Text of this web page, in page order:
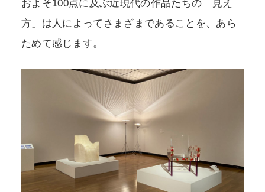
およそ100点に及ぶ近現代の作品たちの「見え
方」は人によってさまざまであることを、あら
ためて感じます。